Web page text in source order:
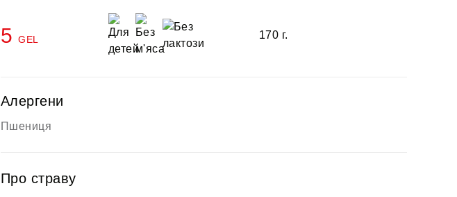
5 GEL 170 г.
Алергени
Пшениця
Про страву